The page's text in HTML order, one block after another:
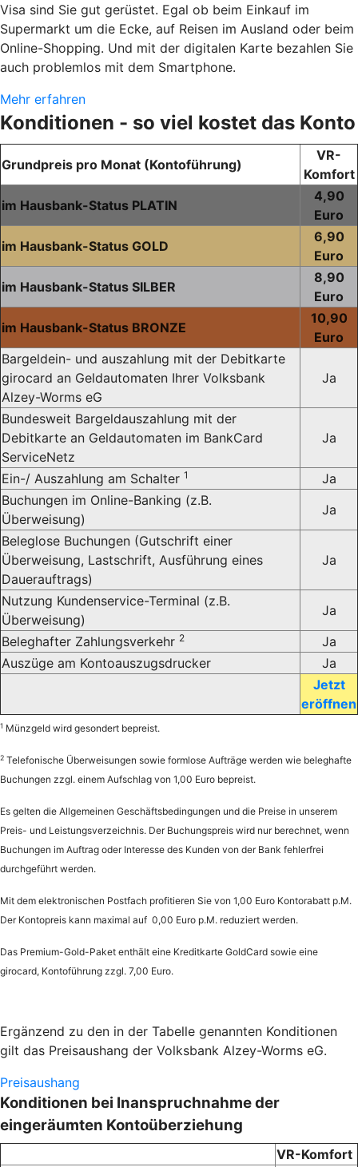
Visa sind Sie gut gerüstet. Egal ob beim Einkauf im
Supermarkt um die Ecke, auf Reisen im Ausland oder beim
Online-Shopping. Und mit der digitalen Karte bezahlen Sie
auch problemlos mit dem Smartphone.
Mehr erfahren
Konditionen - so viel kostet das Konto
Grundpreis pro Monat (Kontoführung)
VR-
Komfort
im Hausbank-Status PLATIN
4,90
Euro
im Hausbank-Status GOLD
6,90
Euro
im Hausbank-Status SILBER
8,90
Euro
im Hausbank-Status BRONZE
10,90
Euro
Bargeldein- und auszahlung mit der Debitkarte
girocard an Geldautomaten Ihrer Volksbank
Alzey-Worms eG
Ja
Bundesweit Bargeldauszahlung mit der
Debitkarte an Geldautomaten im BankCard
ServiceNetz
Ja
Ein-/ Auszahlung am Schalter 1
Ja
Buchungen im Online-Banking (z.B.
Überweisung)
Ja
Beleglose Buchungen (Gutschrift einer
Überweisung, Lastschrift, Ausführung eines
Dauerauftrags)
Ja
Nutzung Kundenservice-Terminal (z.B.
Überweisung)
Ja
Beleghafter Zahlungsverkehr 2
Ja
Auszüge am Kontoauszugsdrucker
Ja
Jetzt
eröffnen
1 Münzgeld wird gesondert bepreist.
2 Telefonische Überweisungen sowie formlose Aufträge werden wie beleghafte
Buchungen zzgl. einem Aufschlag von 1,00 Euro bepreist.
Es gelten die Allgemeinen Geschäftsbedingungen und die Preise in unserem
Preis- und Leistungsverzeichnis. Der Buchungspreis wird nur berechnet, wenn
Buchungen im Auftrag oder Interesse des Kunden von der Bank fehlerfrei
durchgeführt werden.
Mit dem elektronischen Postfach profitieren Sie von 1,00 Euro Kontorabatt p.M.
Der Kontopreis kann maximal auf 0,00 Euro p.M. reduziert werden.
Das Premium-Gold-Paket enthält eine Kreditkarte GoldCard sowie eine
girocard, Kontoführung zzgl. 7,00 Euro.
Ergänzend zu den in der Tabelle genannten Konditionen
gilt das Preisaushang der Volksbank Alzey-Worms eG.
Preisaushang
Konditionen bei Inanspruchnahme der
eingeräumten Kontoüberziehung
VR-Komfort